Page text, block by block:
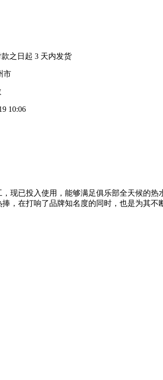
之日起 3 天内发货
市
10:06
现已投入使用，能够满足俱乐部全天候的
在打响了品牌知名度的同时，也是为其不